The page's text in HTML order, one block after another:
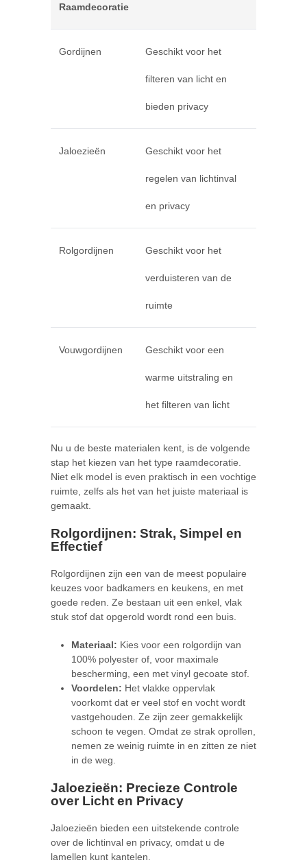
Raamdecoratie
Gordijnen Geschikt voor het
filteren van licht en
bieden privacy
Jaloezieën Geschikt voor het
regelen van lichtinval
en privacy
Rolgordijnen Geschikt voor het
verduisteren van de
ruimte
Vouwgordijnen Geschikt voor een
warme uitstraling en
het filteren van licht
Nu u de beste materialen kent, is de volgende
stap het kiezen van het type raamdecoratie.
Niet elk model is even praktisch in een vochtige
ruimte, zelfs als het van het juiste materiaal is
gemaakt.
Rolgordijnen: Strak, Simpel en
Effectief
Rolgordijnen zijn een van de meest populaire
keuzes voor badkamers en keukens, en met
goede reden. Ze bestaan uit een enkel, vlak
stuk stof dat opgerold wordt rond een buis.
Materiaal: Kies voor een rolgordijn van
100% polyester of, voor maximale
bescherming, een met vinyl gecoate stof.
Voordelen: Het vlakke oppervlak
voorkomt dat er veel stof en vocht wordt
vastgehouden. Ze zijn zeer gemakkelijk
schoon te vegen. Omdat ze strak oprollen,
nemen ze weinig ruimte in en zitten ze niet
in de weg.
Jaloezieën: Precieze Controle
over Licht en Privacy
Jaloezieën bieden een uitstekende controle
over de lichtinval en privacy, omdat u de
lamellen kunt kantelen.